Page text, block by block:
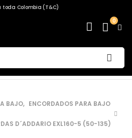
toda Colombia (T&C)
0
BAJO, ENCORDADOS PARA BAJO
D´ADDARIO EXL160-5 (50-135)